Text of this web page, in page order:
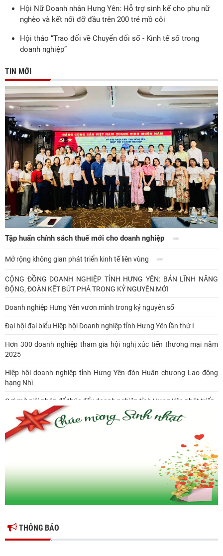
Hội Nữ Doanh nhân Hưng Yên: Hỗ trợ sinh kế cho phụ nữ
nghèo và kết nối đỡ đầu trên 200 trẻ mồ côi
Hội thảo “Trao đổi về Chuyển đổi số - Kinh tế số trong
doanh nghiệp”
TIN MỚI
Tập huấn chính sách thuế mới cho doanh nghiệp
Mở rộng không gian phát triển kinh tế liên vùng
CỘNG ĐỒNG DOANH NGHIỆP TỈNH HƯNG YÊN: BẢN LĨNH NĂNG
ĐỘNG, ĐOÀN KẾT BỨT PHÁ TRONG KỶ NGUYÊN MỚI
Doanh nghiệp Hưng Yên vươn mình trong kỷ nguyên số
Đại hội đại biểu Hiệp hội Doanh nghiệp tỉnh Hưng Yên lần thứ I
Hơn 300 doanh nghiệp tham gia hội nghị xúc tiến thương mại năm
2025
Hiệp hội doanh nghiệp tỉnh Hưng Yên đón Huân chương Lao động
hạng Nhì
Gợi mở giải pháp để thúc đẩy doanh nghiệp tỉnh Hưng Yên phát triển
Ông Đỗ Văn Vẻ là Chủ tịch Hiệp hội Doanh nghiệp tỉnh Hưng Yên
Hiệp hội doanh nghiệp tỉnh Hưng Yên: Cập nhật chính sách thuế mới
THÔNG BÁO